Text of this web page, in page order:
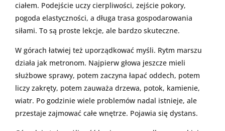
ciałem. Podejście uczy cierpliwości, zejście pokory,
pogoda elastyczności, a długa trasa gospodarowania
siłami. To są proste lekcje, ale bardzo skuteczne.
W górach łatwiej też uporządkować myśli. Rytm marszu
działa jak metronom. Najpierw głowa jeszcze mieli
służbowe sprawy, potem zaczyna łapać oddech, potem
liczy zakręty, potem zauważa drzewa, potok, kamienie,
wiatr. Po godzinie wiele problemów nadal istnieje, ale
przestaje zajmować całe wnętrze. Pojawia się dystans.